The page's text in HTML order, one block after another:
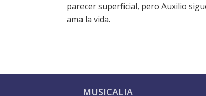
parecer superficial, pero Auxilio
ama la vida.
MUSICALIA